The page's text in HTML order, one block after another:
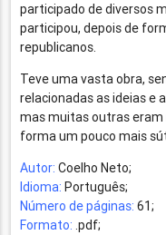
participado de diversos
participou, depois de
republicanos.
Teve uma vasta obra,
relacionadas as ideias e
mas muitas outras
forma um pouco mais
Autor: Coelho Neto;
Idioma: Português;
Número de páginas: 61;
Formato: .pdf;